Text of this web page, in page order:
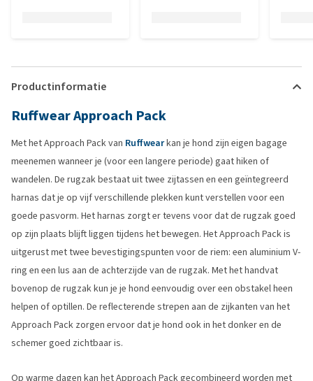
Productinformatie
Ruffwear Approach Pack
Met het Approach Pack van Ruffwearkan je hond zijn eigen bagage
meenemen wanneer je (voor een langere periode) gaat hiken of
wandelen. De rugzak bestaat uit twee zijtassen en een geïntegreerd
harnas dat je op vijf verschillende plekken kunt verstellen voor een
goede pasvorm. Het harnas zorgt er tevens voor dat de rugzak goed
op zijn plaats blijft liggen tijdens het bewegen. Het Approach Pack is
uitgerust met twee bevestigingspunten voor de riem: een aluminium V-
ring en een lus aan de achterzijde van de rugzak. Met het handvat
bovenop de rugzak kun je je hond eenvoudig over een obstakel heen
helpen of optillen. De reflecterende strepen aan de zijkanten van het
Approach Pack zorgen ervoor dat je hond ook in het donker en de
schemer goed zichtbaar is.
Op warme dagen kan het Approach Pack gecombineerd worden met